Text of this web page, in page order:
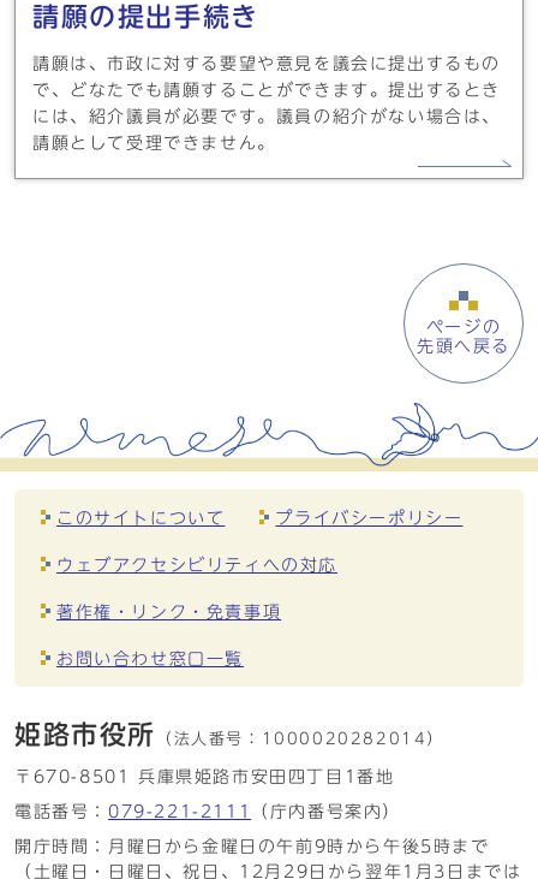
請願の提出手続き
請願は、市政に対する要望や意見を議会に提出するもの
で、どなたでも請願することができます。提出するとき
には、紹介議員が必要です。議員の紹介がない場合は、
請願として受理できません。
ページの
先頭へ戻る
このサイトについて プライバシーポリシー
ウェブアクセシビリティへの対応
著作権・リンク・免責事項
お問い合わせ窓口一覧
姫路市役所 （法人番号： 1000020282014）
〒670-8501 兵庫県姫路市安田四丁目1番地
電話番号： 079-221-2111
（庁内番号案内）
開庁時間：月曜日から金曜日の午前9時から午後5時まで
（土曜日・日曜日、祝日、12月29日から翌年1月3日までは